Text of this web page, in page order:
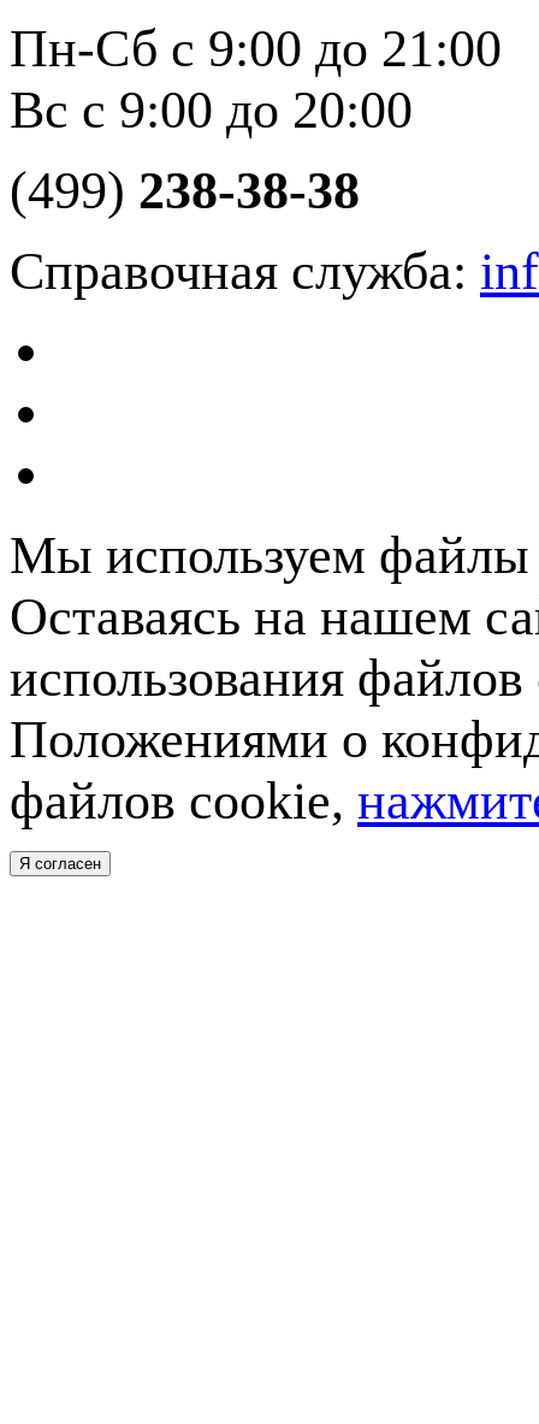
Пн-Сб с 9:00 до 21:00
Вс с 9:00 до 20:00
(499) 238-38-38
Справочная служба:
Мы используем файлы
Оставаясь на нашем
использования
Положениями о
файлов cookie,
Я согласен